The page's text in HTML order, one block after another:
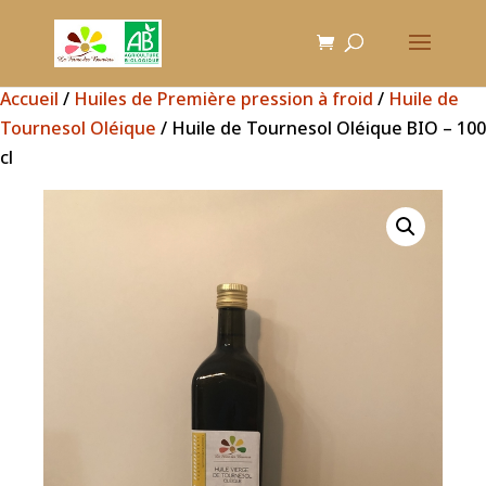
Accueil / Huiles de Première pression à froid / Huile de
Tournesol Oléique / Huile de Tournesol Oléique BIO – 100
cl